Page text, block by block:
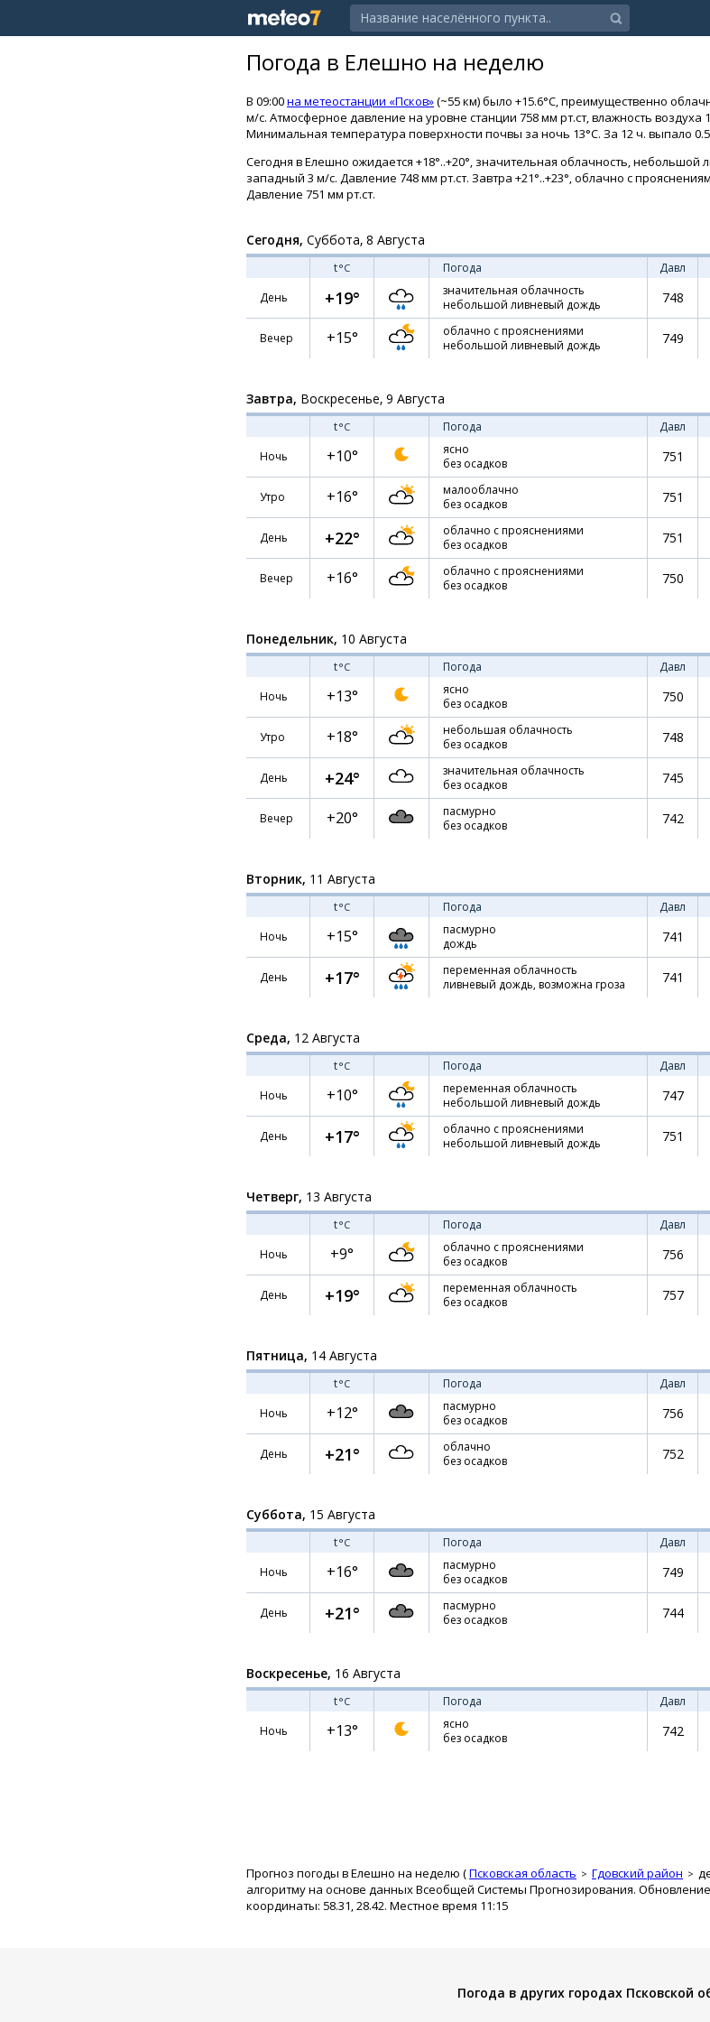
Погода в Елешно на неделю
В 09:00на метеостанции «Псков»(~55 км) было +15.6°C, преимущественно
м/с. Атмосферное давление на уровне станции 758 мм рт.ст, влажность воздуха
Минимальная температура поверхности почвы за ночь 13°C. За 12 ч. выпало
Сегодня в Елешно ожидается +18°..+20°, значительная облачность, небольшой
западный 3 м/с. Давление 748 мм рт.ст. Завтра +21°..+23°, облачно с
Давление 751 мм рт.ст.
Сегодня, Суббота, 8 Августа
t°C Погода Давл
День
+19°
значительная облачность
небольшой ливневый дождь
748
Вечер +15°
облачно с прояснениями
небольшой ливневый дождь
749
Завтра, Воскресенье, 9 Августа
t°C Погода Давл
Ночь
+10°
ясно
без осадков
751
Утро +16°
малооблачно
без осадков
751
День +22°
облачно с прояснениями
без осадков
751
Вечер +16°
облачно с прояснениями
без осадков
750
Понедельник, 10 Августа
t°C Погода Давл
Ночь
+13°
ясно
без осадков
750
Утро +18°
небольшая облачность
без осадков
748
День +24°
значительная облачность
без осадков
745
Вечер +20°
пасмурно
без осадков
742
Вторник, 11 Августа
t°C Погода Давл
Ночь
+15°
пасмурно
дождь
741
День +17°
переменная облачность
ливневый дождь, возможна гроза
741
Среда, 12 Августа
t°C Погода Давл
Ночь
+10°
переменная облачность
небольшой ливневый дождь
747
День +17°
облачно с прояснениями
небольшой ливневый дождь
751
Четверг, 13 Августа
t°C Погода Давл
Ночь
+9°
облачно с прояснениями
без осадков
756
День +19°
переменная облачность
без осадков
757
Пятница, 14 Августа
t°C Погода Давл
Ночь
+12°
пасмурно
без осадков
756
День +21°
облачно
без осадков
752
Суббота, 15 Августа
t°C Погода Давл
Ночь
+16°
пасмурно
без осадков
749
День +21°
пасмурно
без осадков
744
Воскресенье, 16 Августа
t°C Погода Давл
Ночь
+13°
ясно
без осадков
742
Прогноз погоды в Елешно на неделю (Псковская область Гдовский район
алгоритму на основе данных Всеобщей Системы Прогнозирования.
координаты: 58.31, 28.42. Местное время 11:15
Погода в других городах Псковской